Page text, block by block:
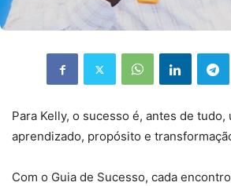
Para Kelly, o sucesso é, antes de tudo,
aprendizado, propósito e
Com o Guia de Sucesso, cada